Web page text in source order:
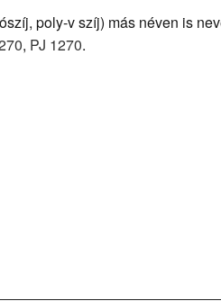
poly-v szíj) más néven is
, PJ 1270.